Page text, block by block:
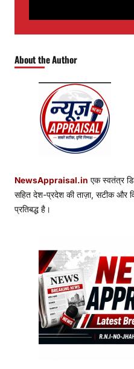
About the Author
NewsAppraisal.in एक स्वतंत्र
सहित देश-प्रदेश की ताज़ा, सटीक और
प्रतिबद्ध है।